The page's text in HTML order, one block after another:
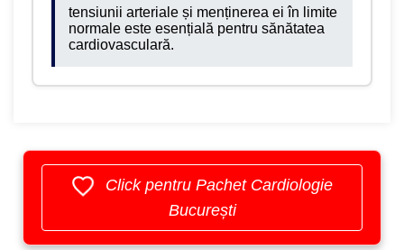
tensiunii arteriale și menținerea ei în limite
normale este esențială pentru sănătatea
cardiovasculară.
Click pentru Pachet Cardiologie
București